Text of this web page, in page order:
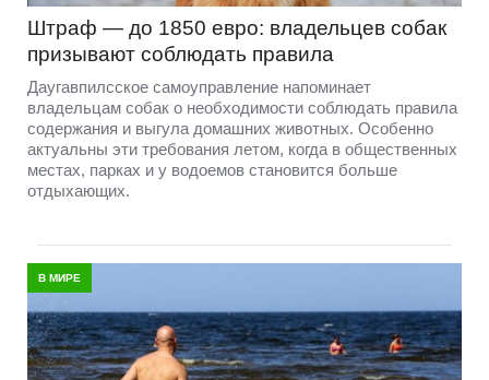
Штраф — до 1850 евро: владельцев собак
призывают соблюдать правила
Даугавпилсское самоуправление напоминает
владельцам собак о необходимости соблюдать правила
содержания и выгула домашних животных. Особенно
актуальны эти требования летом, когда в общественных
местах, парках и у водоемов становится больше
отдыхающих.
В МИРЕ